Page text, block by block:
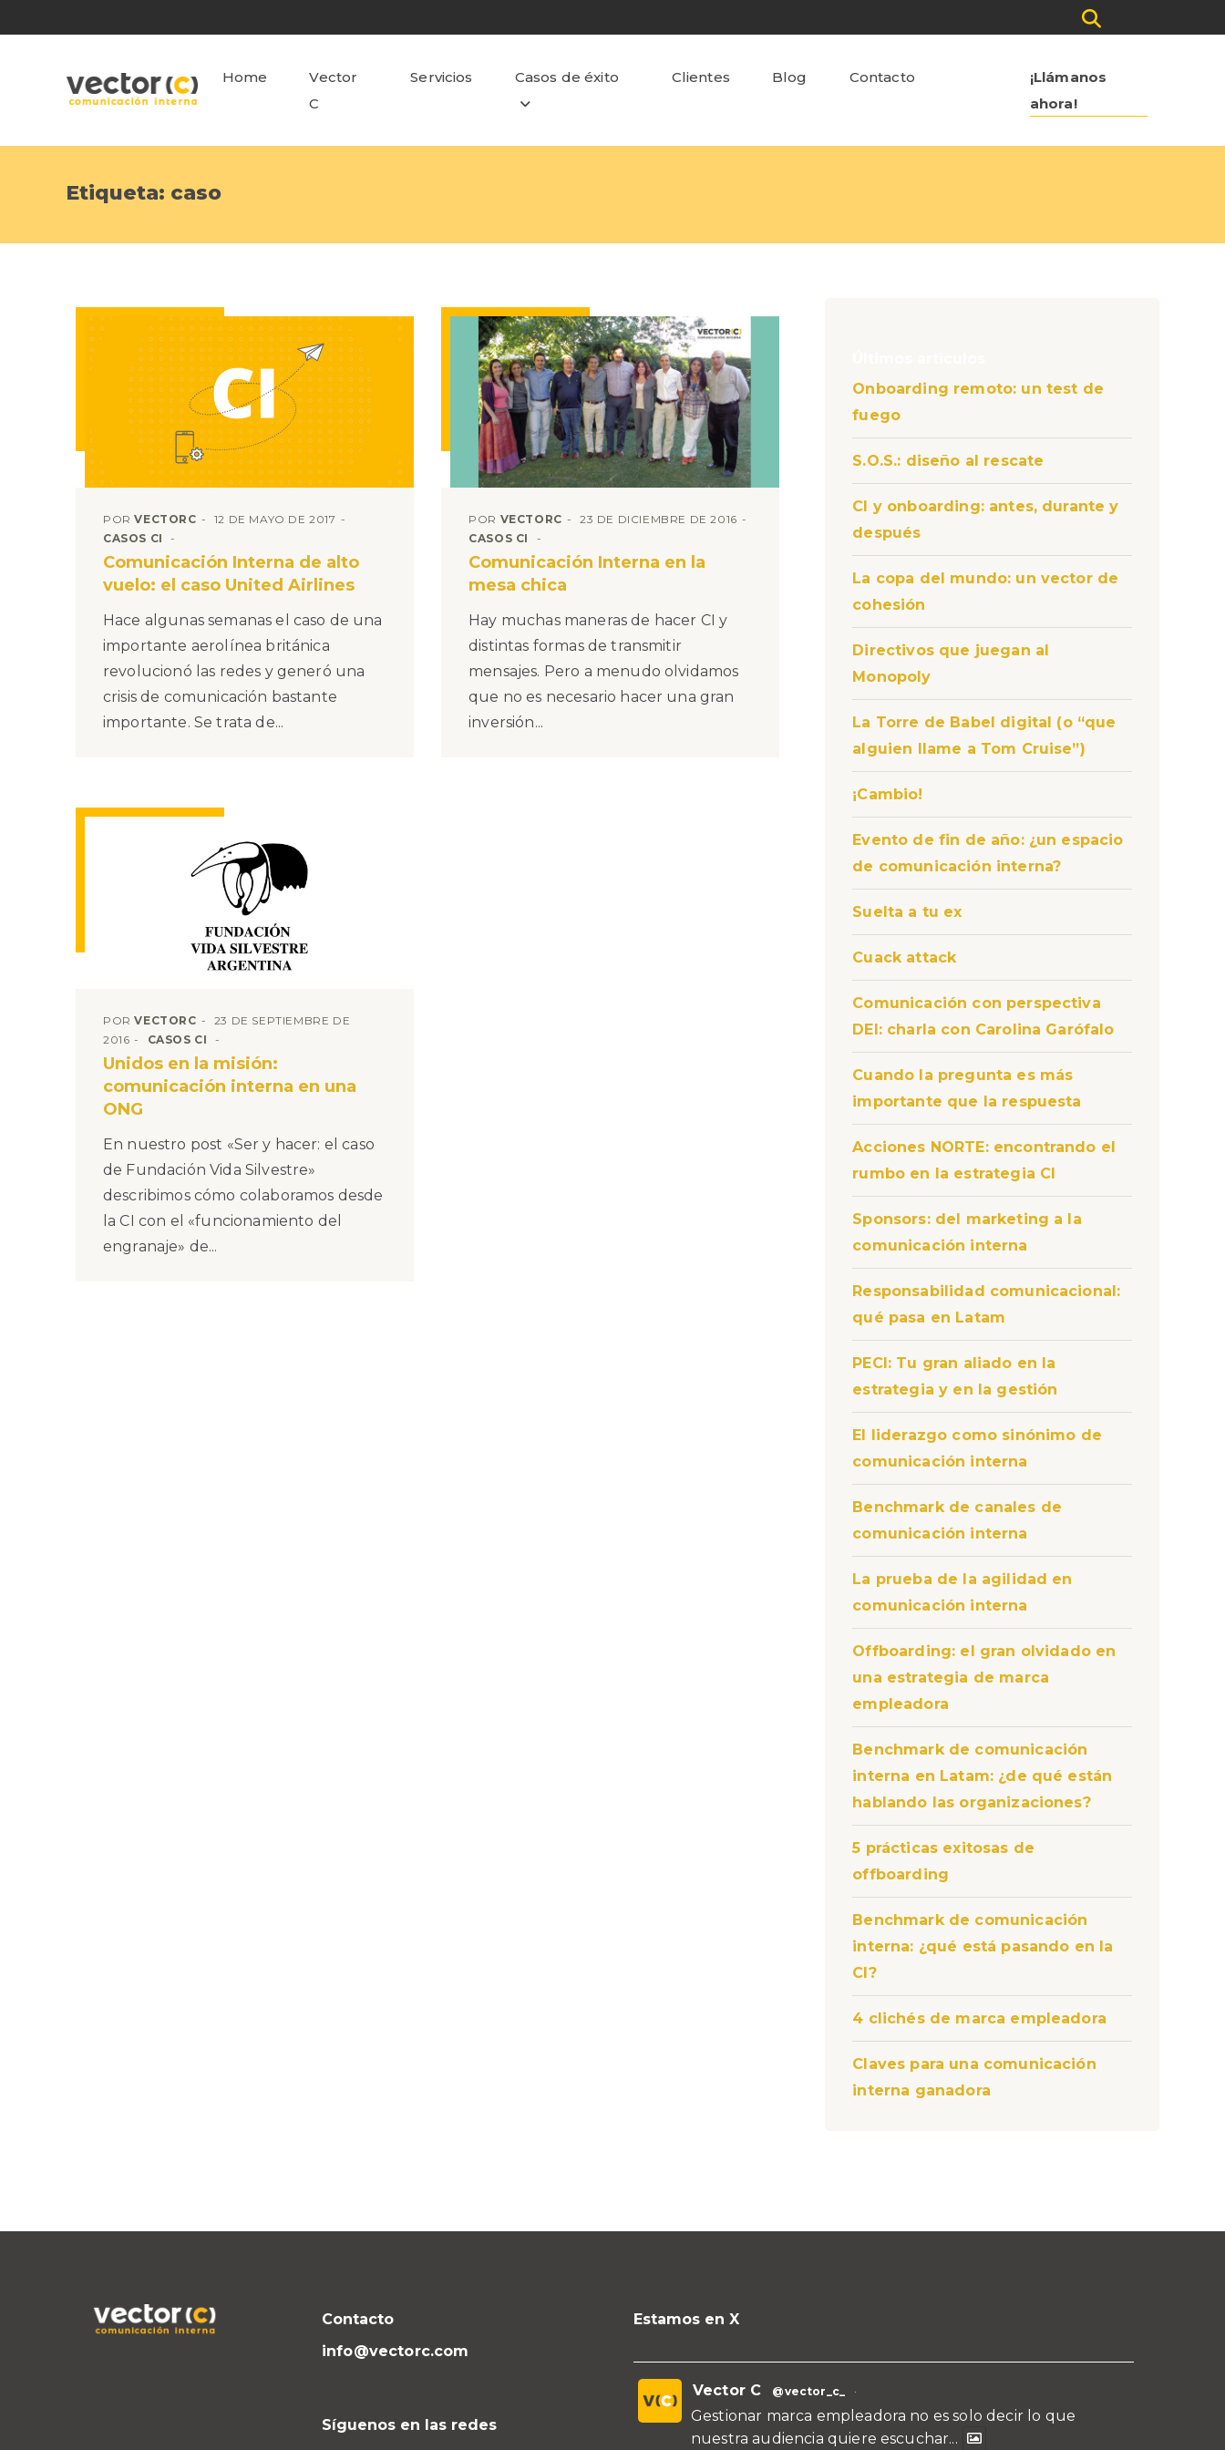
Home
Vector
C
Servicios Casos de éxito Clientes Blog Contacto
¡Llámanos
ahora!
Etiqueta: caso
PORVECTORC
12 DE MAYO DE 2017
CASOS CI
Comunicación Interna de alto
vuelo: el caso United Airlines
Hace algunas semanas el caso de una
importante aerolínea británica
revolucionó las redes y generó una
crisis de comunicación bastante
importante. Se trata de...
POR VECTORC
23 DE DICIEMBRE DE 2016
CASOS CI
Comunicación Interna en la
mesa chica
Hay muchas maneras de hacer CI y
distintas formas de transmitir
mensajes. Pero a menudo olvidamos
que no es necesario hacer una gran
inversión...
PORVECTORC
23 DE SEPTIEMBRE DE
2016
CASOS CI
Unidos en la misión:
comunicación interna en una
ONG
En nuestro post «Ser y hacer: el caso
de Fundación Vida Silvestre»
describimos cómo colaboramos desde
la CI con el «funcionamiento del
engranaje» de...
Onboarding remoto: un test de
fuego
S.O.S.: diseño al rescate
CI y onboarding: antes, durante y
después
La copa del mundo: un vector de
cohesión
Directivos que juegan al
Monopoly
La Torre de Babel digital (o “que
alguien llame a Tom Cruise”)
¡Cambio!
Evento de fin de año: ¿un espacio
de comunicación interna?
Suelta a tu ex
Cuack attack
Comunicación con perspectiva
DEI: charla con Carolina Garófalo
Cuando la pregunta es más
importante que la respuesta
Acciones NORTE: encontrando el
rumbo en la estrategia CI
Sponsors: del marketing a la
comunicación interna
Responsabilidad comunicacional:
qué pasa en Latam
PECI: Tu gran aliado en la
estrategia y en la gestión
El liderazgo como sinónimo de
comunicación interna
Benchmark de canales de
comunicación interna
La prueba de la agilidad en
comunicación interna
Offboarding: el gran olvidado en
una estrategia de marca
empleadora
Benchmark de comunicación
interna en Latam: ¿de qué están
hablando las organizaciones?
5 prácticas exitosas de
offboarding
Benchmark de comunicación
interna: ¿qué está pasando en la
CI?
4 clichés de marca empleadora
Claves para una comunicación
interna ganadora
Contacto
info@vectorc.com
Síguenos en las redes
Estamos en X
Vector C @vector_c_ ·
Gestionar marca empleadora no es solo decir lo que
nuestra audiencia quiere escuchar...